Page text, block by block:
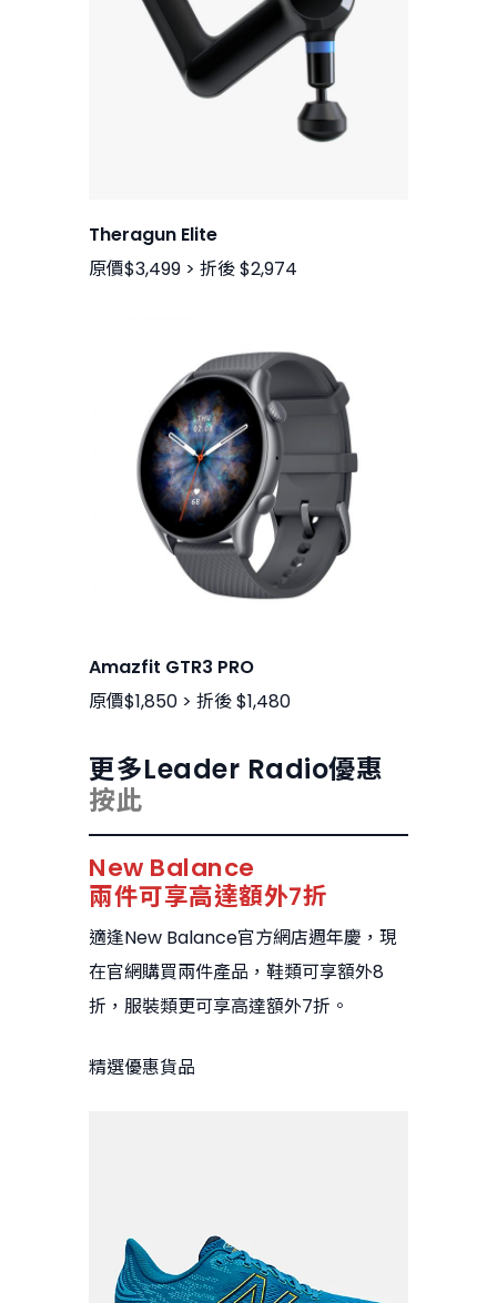
Theragun Elite
原價$3,499 > 折後 $2,974
Amazfit GTR3 PRO
原價$1,850 > 折後 $1,480
更多Leader Radio優惠
按此
New Balance
兩件可享高達額外7折
適逢New Balance官方網店週年慶，現
在官網購買兩件產品，鞋類可享額外8
折，服裝類更可享高達額外7折。
精選優惠貨品